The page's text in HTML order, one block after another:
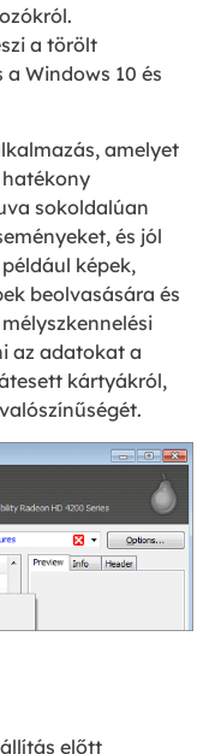
a törölt
Windows 10 és
amelyet
sokoldalúan
és jól
képek,
beolvasására és
az adatokat a
kártyákról,
előtt